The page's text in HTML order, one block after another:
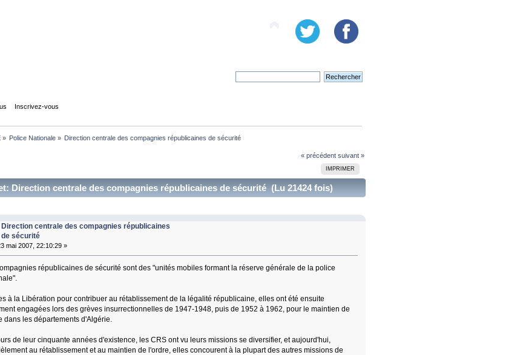
Inscrivez-vous
» Police Nationale » Direction centrale des compagnies républicaines de sécurité
« précédent suivant »
IMPRIMER
Direction centrale des compagnies républicaines de sécurité (Lu 21424 fois)
Direction centrale des compagnies républicaines
de sécurité
mai 2007, 22:10:29 »
républicaines de sécurité sont des "unités mobiles formant la réserve générale de la police
à la Libération pour contribuer au rétablissement de la légalité républicaine, elles ont été ensuite
engagées lors des grèves insurrectionnelles de 1947-1948, puis de 1952 à 1962, pour le maintien de
dans les départements d'Algérie.
de leur cinquante années d'existence, les CRS ont vu leurs missions se diversifier, et aujourd'hui,
au rétablissement et au maintien de l'ordre, elles concourent à la plupart des autres missions de